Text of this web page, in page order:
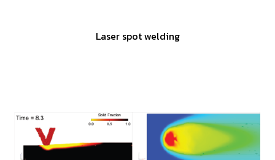
Laser spot welding